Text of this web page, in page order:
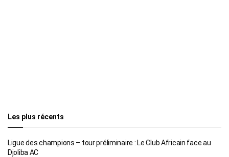
Les plus récents
Ligue des champions – tour préliminaire : Le Club Africain face au
Djoliba AC